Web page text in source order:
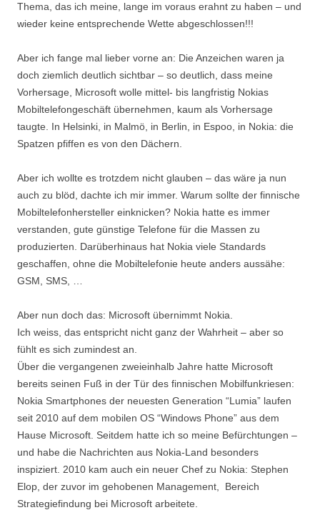
Thema, das ich meine, lange im voraus erahnt zu haben – und
wieder keine entsprechende Wette abgeschlossen!!!
Aber ich fange mal lieber vorne an: Die Anzeichen waren ja
doch ziemlich deutlich sichtbar – so deutlich, dass meine
Vorhersage, Microsoft wolle mittel- bis langfristig Nokias
Mobiltelefongeschäft übernehmen, kaum als Vorhersage
taugte. In Helsinki, in Malmö, in Berlin, in Espoo, in Nokia: die
Spatzen pfiffen es von den Dächern.
Aber ich wollte es trotzdem nicht glauben – das wäre ja nun
auch zu blöd, dachte ich mir immer. Warum sollte der finnische
Mobiltelefonhersteller einknicken? Nokia hatte es immer
verstanden, gute günstige Telefone für die Massen zu
produzierten. Darüberhinaus hat Nokia viele Standards
geschaffen, ohne die Mobiltelefonie heute anders aussähe:
GSM, SMS, …
Aber nun doch das: Microsoft übernimmt Nokia.
Ich weiss, das entspricht nicht ganz der Wahrheit – aber so
fühlt es sich zumindest an.
Über die vergangenen zweieinhalb Jahre hatte Microsoft
bereits seinen Fuß in der Tür des finnischen Mobilfunkriesen:
Nokia Smartphones der neuesten Generation “Lumia” laufen
seit 2010 auf dem mobilen OS “Windows Phone” aus dem
Hause Microsoft. Seitdem hatte ich so meine Befürchtungen –
und habe die Nachrichten aus Nokia-Land besonders
inspiziert. 2010 kam auch ein neuer Chef zu Nokia: Stephen
Elop, der zuvor im gehobenen Management, Bereich
Strategiefindung bei Microsoft arbeitete.